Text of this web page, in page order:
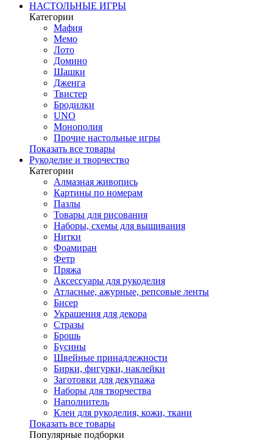
НАСТОЛЬНЫЕ ИГРЫ
Категории
Мафия
Мемо
Лото
Домино
Шашки
Дженга
Твистер
Бродилки
UNO
Монополия
Прочие настольные игры
Показать все товары
Рукоделие и творчество
Категории
Алмазная живопись
Картины по номерам
Пазлы
Товары для рисования
Наборы, схемы для вышивания
Нитки
Фоамиран
Фетр
Пряжа
Аксессуары для рукоделия
Атласные, ажурные, репсовые ленты
Бисер
Украшения для декора
Стразы
Брошь
Бусины
Швейные принадлежности
Бирки, фигурки, наклейки
Заготовки для декупажа
Наборы для творчества
Наполнитель
Клеи для рукоделия, кожи, ткани
Показать все товары
Популярные подборки